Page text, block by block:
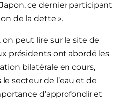
ce dernier participant
de la dette ».
on peut lire sur le site de
présidents ont abordé les
bilatérale en cours,
secteur de l’eau et de
d’approfondir et